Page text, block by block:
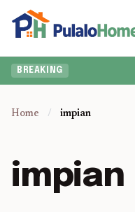
BREAKING
Home / impian
impian